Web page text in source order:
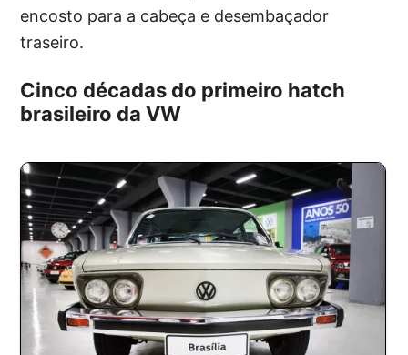
encosto para a cabeça e desembaçador
traseiro.
Cinco décadas do primeiro hatch
brasileiro da VW